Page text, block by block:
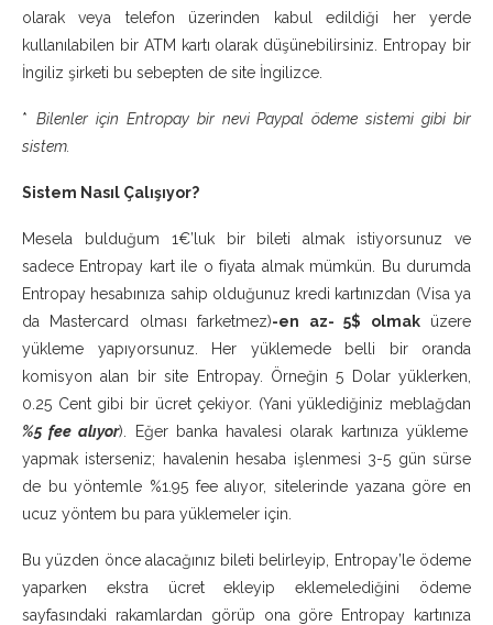
olarak veya telefon üzerinden kabul edildiği her yerde
kullanılabilen bir ATM kartı olarak düşünebilirsiniz. Entropay bir
İngiliz şirketi bu sebepten de site İngilizce.
* Bilenler için Entropay bir nevi Paypal ödeme sistemi gibi bir
sistem.
Sistem Nasıl Çalışıyor?
Mesela bulduğum 1€’luk bir bileti almak istiyorsunuz ve
sadece Entropay kart ile o fiyata almak mümkün. Bu durumda
Entropay hesabınıza sahip olduğunuz kredi kartınızdan (Visa ya
da Mastercard olması farketmez)-en az- 5$ olmaküzere
yükleme yapıyorsunuz. Her yüklemede belli bir oranda
komisyon alan bir site Entropay. Örneğin 5 Dolar yüklerken,
0.25 Cent gibi bir ücret çekiyor. (Yani yüklediğiniz meblağdan
%5 fee alıyor). Eğer banka havalesi olarak kartınıza yükleme
yapmak isterseniz; havalenin hesaba işlenmesi 3-5 gün sürse
de bu yöntemle %1.95 fee alıyor, sitelerinde yazana göre en
ucuz yöntem bu para yüklemeler için.
Bu yüzden önce alacağınız bileti belirleyip, Entropay’le ödeme
yaparken ekstra ücret ekleyip eklemelediğini ödeme
sayfasındaki rakamlardan görüp ona göre Entropay kartınıza